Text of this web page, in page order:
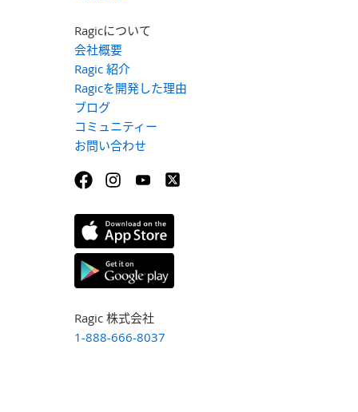
Ragicについて
会社概要
Ragic 紹介
Ragicを開発した理由
ブログ
コミュニティー
お問い合わせ
Ragic 株式会社
1-888-666-8037